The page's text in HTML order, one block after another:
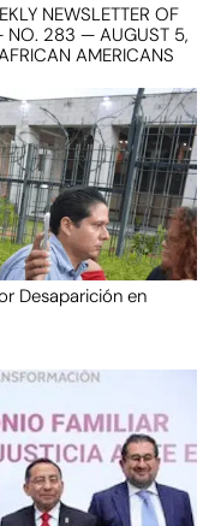
NEWSLETTER OF
NO. 283 — AUGUST 5,
AMERICANS
Desaparición en